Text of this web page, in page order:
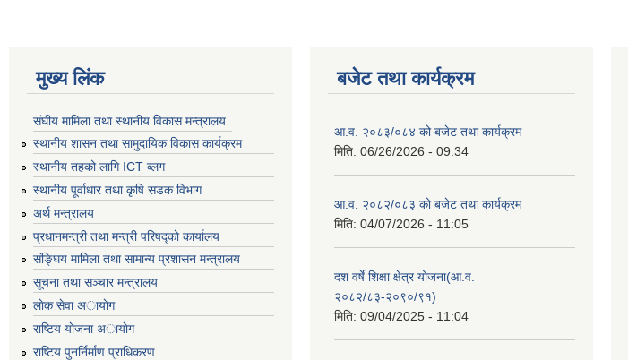
मुख्य लिंक
संघीय मामिला तथा स्थानीय विकास मन्त्रालय
स्थानीय शासन तथा सामुदायिक विकास कार्यक्रम
स्थानीय तहको लागि ICT ब्लग
स्थानीय पूर्वाधार तथा कृषि सडक विभाग
अर्थ मन्त्रालय
प्रधानमन्त्री तथा मन्त्री परिषद्काे कार्यालय
संङ्घिय मामिला तथा सामान्य प्रशासन मन्त्रालय
सूचना तथा सञ्चार मन्त्रालय
लाेक सेवा अायाेग
राष्टिय याेजना अायाेग
राष्टिय पुनर्निर्माण प्राधिकरण
बजेट तथा कार्यक्रम
आ.व. २०८३/०८४ को बजेट तथा कार्यक्रम
मिति: 06/26/2026 - 09:34
आ.व. २०८२/०८३ को बजेट तथा कार्यक्रम
मिति: 04/07/2026 - 11:05
दश वर्षे शिक्षा क्षेत्र योजना(आ.व.
२०८२/८३-२०९०/९१)
मिति: 09/04/2025 - 11:04